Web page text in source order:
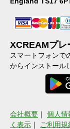
XCREAMプレ
スマートフォンで
からインストール
会社概要 ｜ 個人情
く表示 ｜ ご利用規